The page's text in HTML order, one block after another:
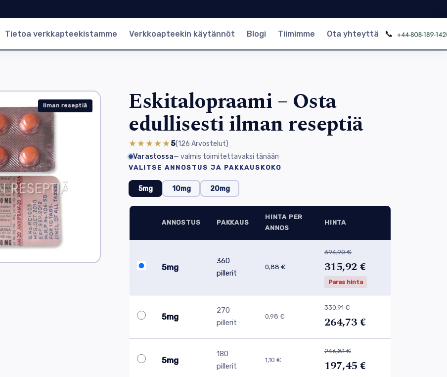
Tietoa verkkapteekistamme Verkkoapteekin käytännöt Blogi Tiimimme Ota yhteyttä 📞
Ilman reseptiä Eskitalopraami – Osta
edullisesti ilman reseptiä
★★★★★5(126 Arvostelut)
Varastossa— valmis toimitettavaksi tänään
VALITSE ANNOSTUS JA PAKKAUSKOKO
5mg 10mg 20mg
ANNOSTUS PAKKAUS
HINTA PER
ANNOS
HINTA
5mg
360
pillerit
0,88 €
394,90 €
315,92 €
Paras hinta
5mg
270
pillerit
0,98 €
330,91 €
264,73 €
5mg
180
pillerit
1,10 €
246,81 €
197,45 €